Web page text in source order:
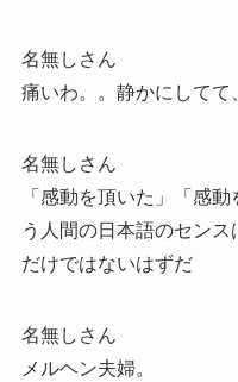
名無しさん
痛いわ。。静かにしてて
名無しさん
「感動を頂いた」「感
う人間の日本語のセン
だけではないはずだ
名無しさん
メルヘン夫婦。